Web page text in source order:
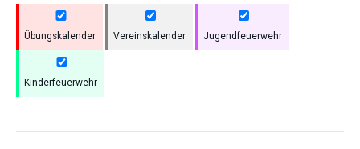
Übungskalender Vereinskalender Jugendfeuerwehr
Kinderfeuerwehr